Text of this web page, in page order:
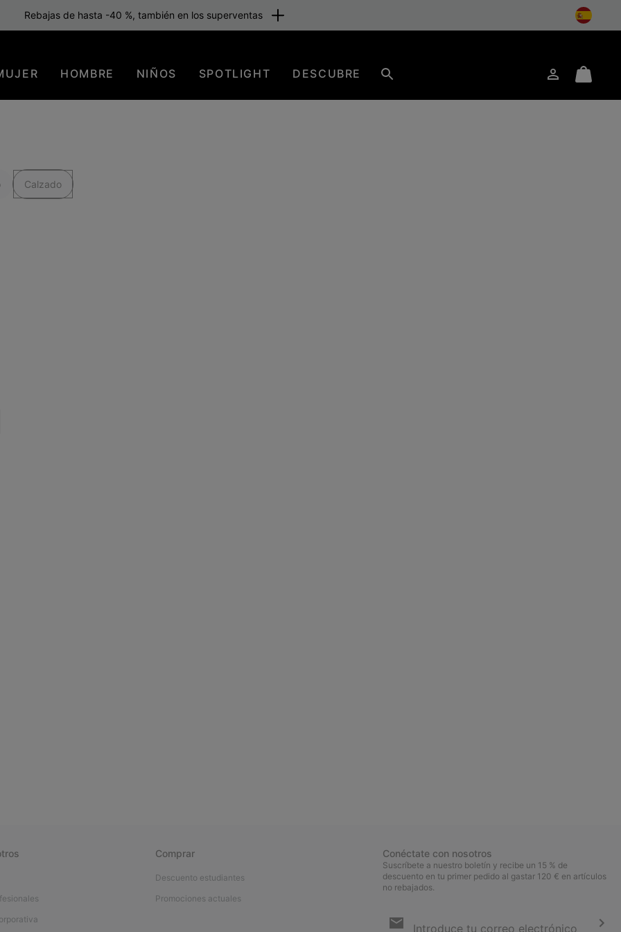
Rebajas de hasta -40 %, también en los superventas
HOMBRE NIÑOS SPOTLIGHT DESCUBRE
Iniciar
Mini
Calzado
Comprar
Descuento estudiantes
Promociones actuales
Conéctate con nosotros
Suscríbete a nuestro boletín y recibe un 15 % de
descuento en tu primer pedido al gastar 120 € en artículos
no rebajados.
de